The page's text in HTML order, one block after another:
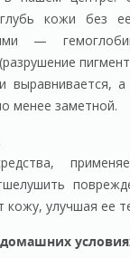
кожи без
—
выравнивается, а
менее заметной.
улучшая ее